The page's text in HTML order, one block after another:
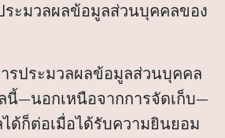
ะมวลผลข้อมูลส่วนบุคคลของ
รประมวลผลข้อมูลส่วนบุคคล
—นอกเหนือจากการจัดเก็บ—
ด้ก็ต่อเมื่อได้รับความยินยอม